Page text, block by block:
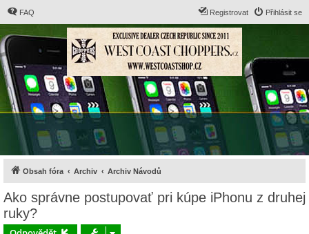
FAQ Přihlásit se
Registrovat
Obsah fóra Archiv Archiv Návodů
Ako správne postupovať pri kúpe iPhonu z druhej
ruky?